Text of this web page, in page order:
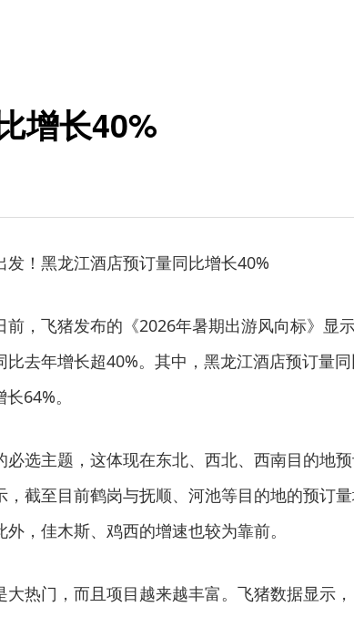
增长40%
发！黑龙江酒店预订量同比增长40%
，飞猪发布的《2026年暑期出游风向标》显示
去年增长超40%。其中，黑龙江酒店预订量
64%。
选主题，这体现在东北、西北、西南目的地
截至目前鹤岗与抚顺、河池等目的地的预订
，佳木斯、鸡西的增速也较为靠前。
热门，而且项目越来越丰富。飞猪数据显示，